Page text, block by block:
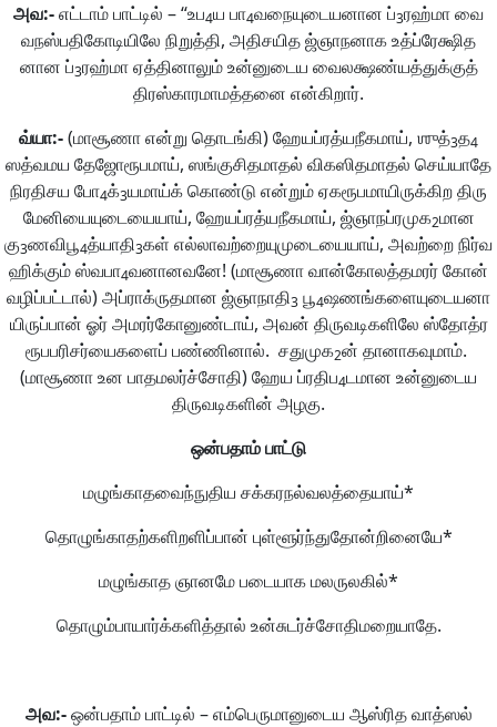
அவ:-எட்டாம் பாட்டில் – “உப4ய பா4வநையுடையனான ப்3ரஹ்மா வை
வநஸ்பதிகோடியிலே நிறுத்தி, அதிசயித ஜ்ஞாநனாக உத்ப்ரேக்ஷித
னான ப்3ரஹ்மா ஏத்தினாலும் உன்னுடைய வைலக்ஷண்யத்துக்குத்
திரஸ்காரமாமத்தனை என்கிறார்.
வ்யா:-(மாசூணா என்று தொடங்கி) ஹேயப்ரத்யநீகமாய், ஶுத்3த4
ஸத்வமய தேஜோரூபமாய், ஸங்குசிதமாதல் விகஸிதமாதல் செய்யாதே
நிரதிசய போ4க்3யமாய்க் கொண்டு என்றும் ஏகரூபமாயிருக்கிற திரு
மேனியையுடையையாய், ஹேயப்ரத்யநீகமாய், ஜ்ஞாநப்ரமுக2மான
கு3ணவிபூ4த்யாதி3கள் எல்லாவற்றையுமுடையையாய், அவற்றை நிர்வ
ஹிக்கும் ஸ்வபா4வனானவனே! (மாசூணா வான்கோலத்தமரர் கோன்
வழிப்பட்டால்) அப்ராக்ருதமான ஜ்ஞாநாதி3 பூ4ஷணங்களையுடையனா
யிருப்பான் ஓர் அமரர்கோனுண்டாய், அவன் திருவடிகளிலே ஸ்தோத்ர
ரூபபரிசர்யைகளைப் பண்ணினால். சதுமுக2ன் தானாகவுமாம்.
(மாசூணா உன பாதமலர்ச்சோதி) ஹேய ப்ரதிப4டமான உன்னுடைய
திருவடிகளின் அழகு.
ஒன்பதாம்பாட்டு
மழுங்காதவைந்நுதிய சக்கரநல்வலத்தையாய்*
தொழுங்காதற்களிறளிப்பான் புள்ளூர்ந்துதோன்றினையே*
மழுங்காத ஞானமே படையாக மலருலகில்*
தொழும்பாயார்க்களித்தால் உன்சுடர்ச்சோதிமறையாதே.
அவ:-ஒன்பதாம் பாட்டில் – எம்பெருமானுடைய ஆஸ்ரித வாத்ஸல்